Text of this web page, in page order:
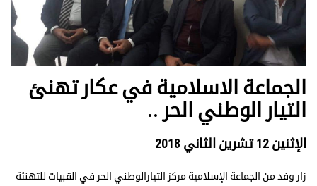
الجماعة الاسلامية في عكار تهنئ
التيار الوطني الحر ..
الإثنين 12 تشرين الثاني 2018
زار وفد من الجماعة الإسلامية مركز التيارالوطني الحر في القبيات للتهنئة